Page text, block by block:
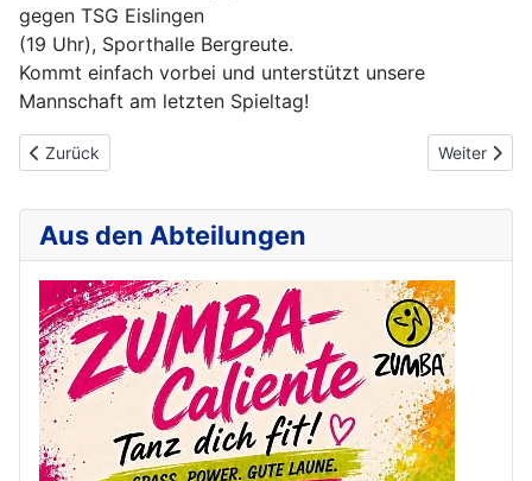
gegen TSG Eislingen
(19 Uhr), Sporthalle Bergreute.
Kommt einfach vorbei und unterstützt unsere
Mannschaft am letzten Spieltag!
Vorheriger Beitrag: 8. Spieltag Staufen/Ostalb Rückrunde
Zurück Nächster
Weiter
Aus den Abteilungen